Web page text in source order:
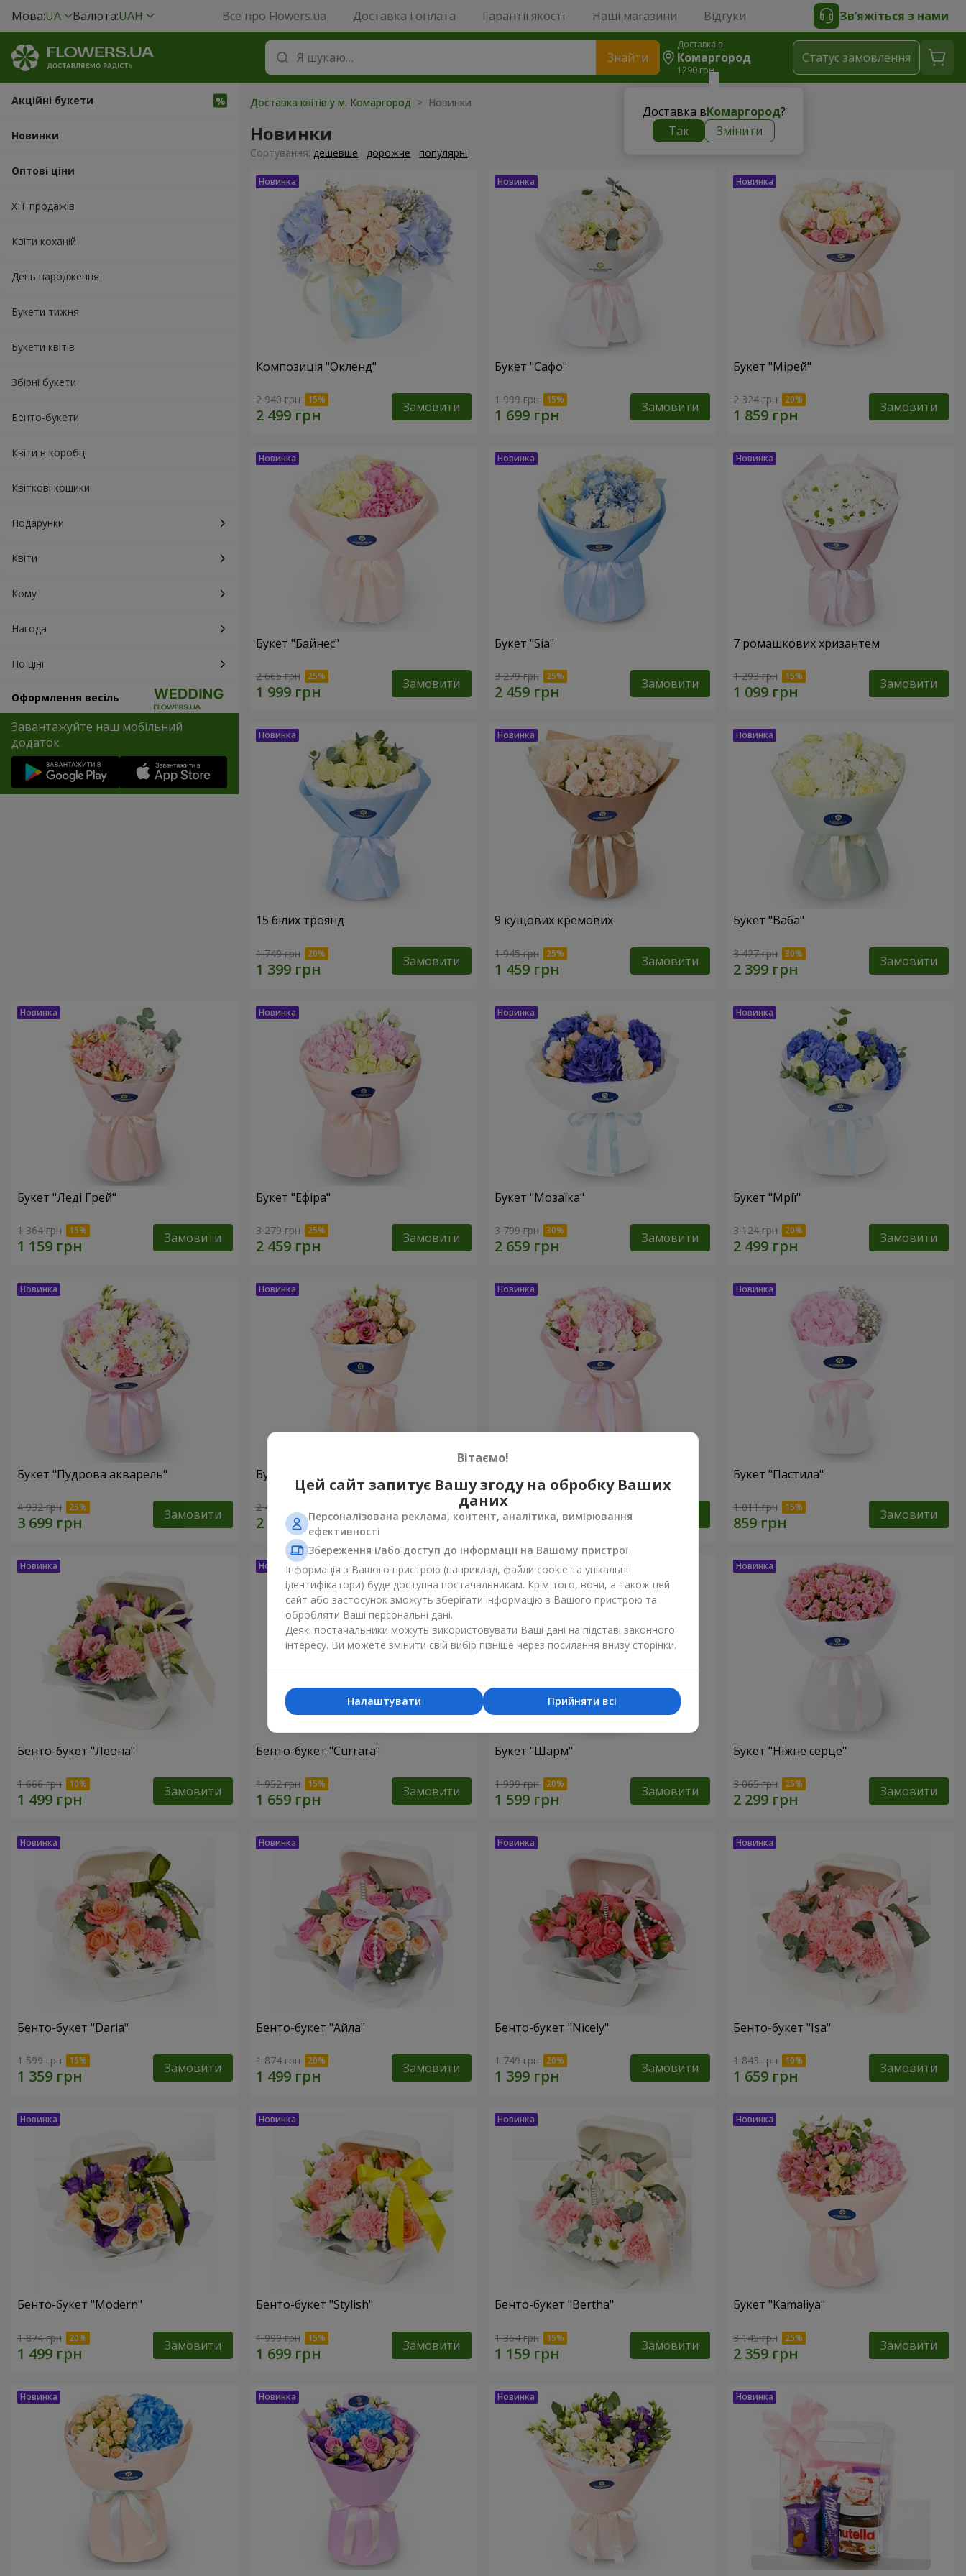
Мова:UA Валюта:UAH Все про Flowers.ua Доставка і оплата Гарантії якості Наші магазини Відгуки Зв’яжіться з нами
Знайти
Доставка в
Комаргород
1290 грн
Доставка вКомаргород?
Так
Змінити
Статус замовлення
Акційні букети
Новинки
Оптові ціни
ХІТ продажів
Квіти коханій
День народження
Букети тижня
Букети квітів
Збірні букети
Бенто-букети
Квіти в коробці
Квіткові кошики
Подарунки
Квіти
Кому
Нагода
По ціні
Оформлення весіль
Завантажуйте наш мобільний
додаток
Доставка квітів у м. Комаргород > Новинки
Новинки
Сортування: дешевше дорожче популярні
Композиція "Окленд"
2 940 грн Замовити
Букет "Сафо"
1 999 грн Замовити
Букет "Мірей"
2 324 грн Замовити
Букет "Байнес"
2 665 грн Замовити
Букет "Sia"
3 279 грн Замовити
7 ромашкових хризантем
1 293 грн Замовити
15 білих троянд
1 749 грн Замовити
9 кущових кремових
1 945 грн Замовити
Букет "Ваба"
3 427 грн Замовити
Букет "Леді Грей"
1 364 грн Замовити
Букет "Ефіра"
3 279 грн Замовити
Букет "Мозаїка"
3 799 грн Замовити
Букет "Мрії"
3 124 грн Замовити
Букет "Пудрова акварель"
4 932 грн Замовити
Букет "Мрії збуваються"
2 469 грн Замовити 3 199 грн
Букет "Пастила"
1 011 грн Замовити
Бенто-букет "Леона"
1 666 грн Замовити
Бенто-букет "Currara"
1 952 грн Замовити
Букет "Шарм"
1 999 грн Замовити
Букет "Ніжне серце"
3 065 грн Замовити
Бенто-букет "Daria"
1 599 грн Замовити
Бенто-букет "Айла"
1 874 грн Замовити
Бенто-букет "Nicely"
1 749 грн Замовити
Бенто-букет "Isa"
1 843 грн Замовити
Бенто-букет "Modern"
1 874 грн Замовити
Бенто-букет "Stylish"
1 999 грн Замовити
Бенто-букет "Bertha"
1 364 грн Замовити
Букет "Kamaliya"
3 145 грн Замовити
Вітаємо!
Цей сайт запитує Вашу згоду на обробку Ваших
даних
Персоналізована реклама, контент, аналітика, вимірювання
ефективності
Збереження і/або доступ до інформації на Вашому пристрої
Інформація з Вашого пристрою (наприклад, файли cookie та унікальні
ідентифікатори) буде доступна постачальникам. Крім того, вони, а також цей
сайт або застосунок зможуть зберігати інформацію з Вашого пристрою та
обробляти Ваші персональні дані.
Деякі постачальники можуть використовувати Ваші дані на підставі законного
інтересу. Ви можете змінити свій вибір пізніше через посилання внизу сторінки.
Прийняти всі
Налаштувати